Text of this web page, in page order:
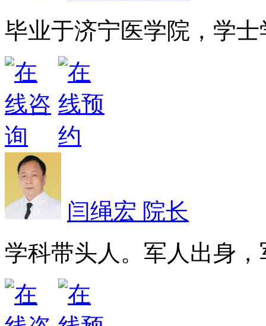
毕业于济宁医学院，学
闫绳宏 院长
学科带头人。军人出身